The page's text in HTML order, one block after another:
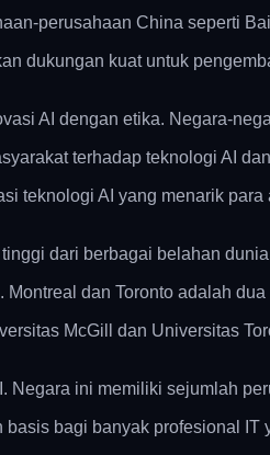
perusahaan China seperti
dukungan kuat untuk
AI dengan etika. Negara-
terhadap teknologi AI
teknologi AI yang menarik
dari berbagai belahan
dan Toronto adalah
McGill dan Universitas
Negara ini memiliki sejumlah
bagi banyak profesional